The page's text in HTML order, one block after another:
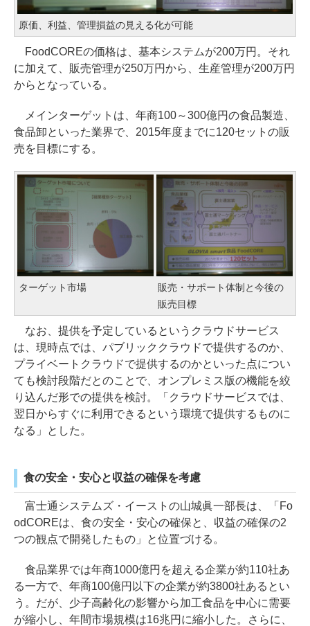
原価、利益、管理損益の見える化が可能
FoodCOREの価格は、基本システムが200万円。それ
に加えて、販売管理が250万円から、生産管理が200万円
からとなっている。
メインターゲットは、年商100～300億円の食品製造、
食品卸といった業界で、2015年度までに120セットの販
売を目標にする。
ターゲット市場
販売・サポート体制と今後の
販売目標
なお、提供を予定しているというクラウドサービス
は、現時点では、パブリッククラウドで提供するのか、
プライベートクラウドで提供するのかといった点につい
ても検討段階だとのことで、オンプレミス版の機能を絞
り込んだ形での提供を検討。「クラウドサービスでは、
翌日からすぐに利用できるという環境で提供するものに
なる」とした。
食の安全・安心と収益の確保を考慮
富士通システムズ・イーストの山城眞一部長は、「Fo
odCOREは、食の安全・安心の確保と、収益の確保の2
つの観点で開発したもの」と位置づける。
食品業界では年商1000億円を超える企業が約110社あ
る一方で、年商100億円以下の企業が約3800社あるとい
う。だが、少子高齢化の影響から加工食品を中心に需要
が縮小し、年間市場規模は16兆円に縮小した。さらに、